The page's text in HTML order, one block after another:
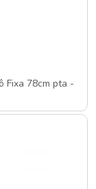
Fixa 78cm pta -